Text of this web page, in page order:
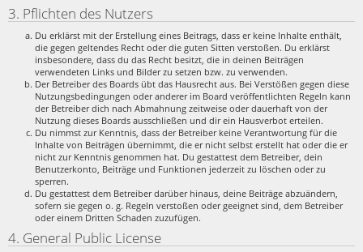
3. Pflichten des Nutzers
Du erklärst mit der Erstellung eines Beitrags, dass er keine Inhalte enthält,
die gegen geltendes Recht oder die guten Sitten verstoßen. Du erklärst
insbesondere, dass du das Recht besitzt, die in deinen Beiträgen
verwendeten Links und Bilder zu setzen bzw. zu verwenden.
Der Betreiber des Boards übt das Hausrecht aus. Bei Verstößen gegen diese
Nutzungsbedingungen oder anderer im Board veröffentlichten Regeln kann
der Betreiber dich nach Abmahnung zeitweise oder dauerhaft von der
Nutzung dieses Boards ausschließen und dir ein Hausverbot erteilen.
Du nimmst zur Kenntnis, dass der Betreiber keine Verantwortung für die
Inhalte von Beiträgen übernimmt, die er nicht selbst erstellt hat oder die er
nicht zur Kenntnis genommen hat. Du gestattest dem Betreiber, dein
Benutzerkonto, Beiträge und Funktionen jederzeit zu löschen oder zu
sperren.
Du gestattest dem Betreiber darüber hinaus, deine Beiträge abzuändern,
sofern sie gegen o. g. Regeln verstoßen oder geeignet sind, dem Betreiber
oder einem Dritten Schaden zuzufügen.
4. General Public License